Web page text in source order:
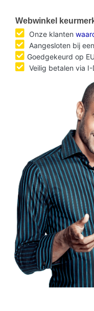
Webwinkel
Onze klanten
Aangesloten bij
Goedgekeurd op
Veilig betalen via